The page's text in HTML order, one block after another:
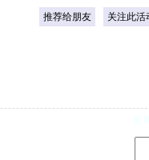
推荐给朋友
关注此活